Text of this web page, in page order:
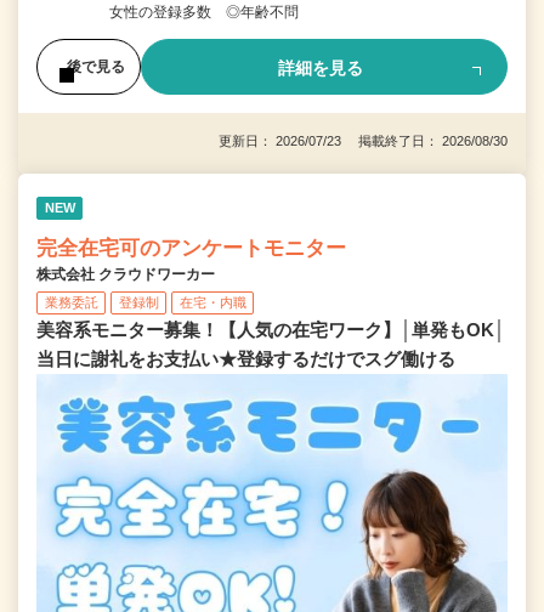
女性の登録多数 ◎年齢不問
後で見る 詳細を見る
更新日： 2026/07/23 掲載終了日： 2026/08/30
NEW
完全在宅可のアンケートモニター
株式会社 クラウドワーカー
業務委託 登録制 在宅・内職
美容系モニター募集！【人気の在宅ワーク】│単発もOK│
当日に謝礼をお支払い★登録するだけでスグ働ける